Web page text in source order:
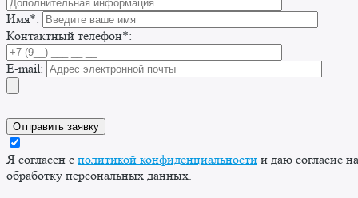
Имя*:
Контактный телефон*:
E-mail:
Я согласен с политикой конфиденциальности и даю согласие на
обработку персональных данных.